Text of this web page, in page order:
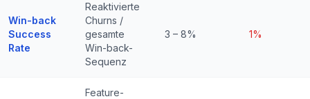
Win-back
Success
Rate
Reaktivierte
Churns /
gesamte
Win-back-
Sequenz
3 – 8% 1%
Feature-